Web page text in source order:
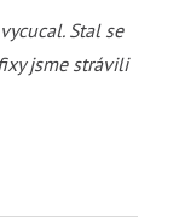
Stal se
jsme strávili